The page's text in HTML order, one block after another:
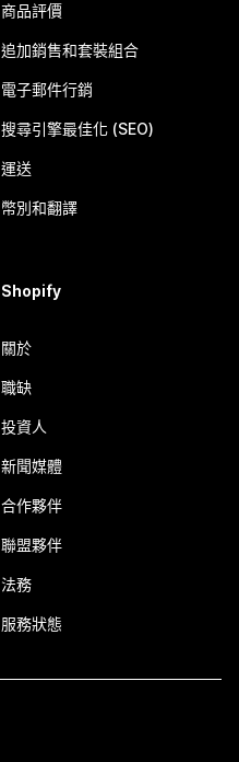
商品評價
追加銷售和套裝組合
電子郵件行銷
搜尋引擎最佳化 (SEO)
運送
幣別和翻譯
Shopify
關於
職缺
投資人
新聞媒體
合作夥伴
聯盟夥伴
法務
服務狀態